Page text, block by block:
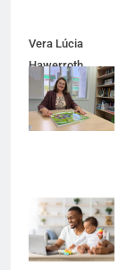
Vera Lúcia
Hawerroth
Santana